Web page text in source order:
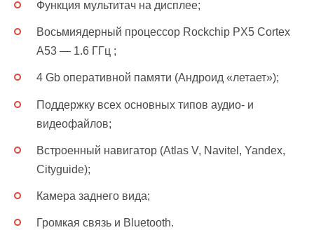
Функция мультитач на дисплее;
Восьмиядерный процессор Rockchip PX5 Cortex
A53 — 1.6 ГГц ;
4 Gb оперативной памяти (Андроид «летает»);
Поддержку всех основных типов аудио- и
видеофайлов;
Встроенный навигатор (Atlas V, Navitel, Yandex,
Cityguide);
Камера заднего вида;
Громкая связь и Bluetooth.